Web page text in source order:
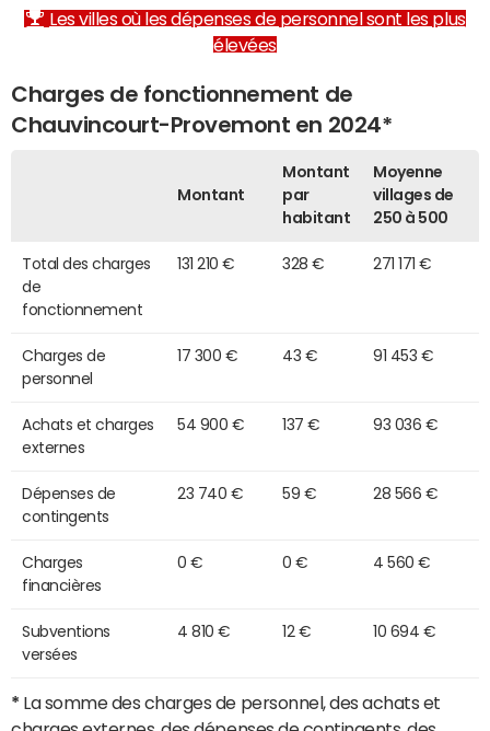
Les villes où les dépenses de personnel sont les plus
élevées
Charges de fonctionnement de
Chauvincourt-Provemont en 2024*
Montant
Montant
par
habitant
Moyenne
villages de
250 à 500
Total des charges
de
fonctionnement
131 210 € 328 € 271 171 €
Charges de
personnel
17 300 € 43 € 91 453 €
Achats et charges
externes
54 900 € 137 € 93 036 €
Dépenses de
contingents
23 740 € 59 € 28 566 €
Charges
financières
0 € 0 € 4 560 €
Subventions
versées
4 810 € 12 € 10 694 €
* La somme des charges de personnel, des achats et